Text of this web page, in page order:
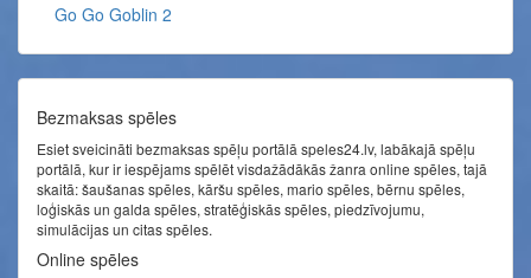
Go Go Goblin 2
Bezmaksas spēles
Esiet sveicināti bezmaksas spēļu portālā speles24.lv, labākajā spēļu
portālā, kur ir iespējams spēlēt visdažādākās žanra online spēles, tajā
skaitā: šaušanas spēles, kāršu spēles, mario spēles, bērnu spēles,
loģiskās un galda spēles, stratēģiskās spēles, piedzīvojumu,
simulācijas un citas spēles.
Online spēles